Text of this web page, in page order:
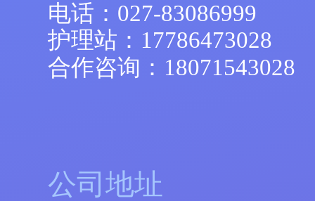
电话： 027-83086999
护理站： 17786473028
合作咨询： 18071543028
公司地址